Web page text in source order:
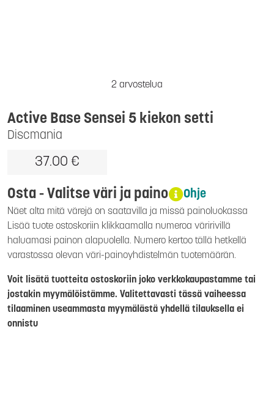
2 arvostelua
Discmania
Active Base Sensei 5 kiekon setti
37.00 €
Osta - Valitse väri ja paino Ohje
Näet alta mitä värejä on saatavilla ja missä painoluokassa
Lisää tuote ostoskoriin klikkaamalla numeroa väririvillä
haluamasi painon alapuolella. Numero kertoo tällä hetkellä
varastossa olevan väri-painoyhdistelmän tuotemäärän.
Voit lisätä tuotteita ostoskoriin joko verkkokaupastamme tai
jostakin myymälöistämme. Valitettavasti tässä vaiheessa
tilaaminen useammasta myymälästä yhdellä tilauksella ei
onnistu